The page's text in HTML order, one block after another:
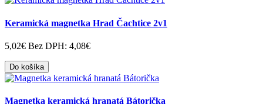
Keramická magnetka Hrad Čachtice 2v1
5,02€ Bez DPH: 4,08€
Do košíka
Magnetka keramická hranatá Bátorička